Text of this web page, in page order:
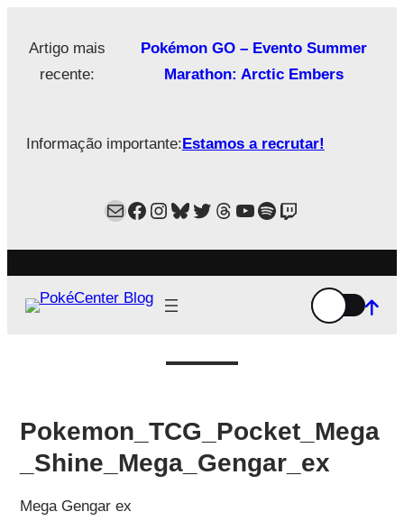
paraArtigo mais
recente:
Pokémon GO – Evento Summer
Marathon: Arctic Embers
Informação importante:Estamos a recrutar!
MailFacebook
Instagram
Bluesky
Twitter
Estamos no Threads!
YouTube
Spotify
Twitch
Pokemon_TCG_Pocket_Mega
_Shine_Mega_Gengar_ex
Mega Gengar ex